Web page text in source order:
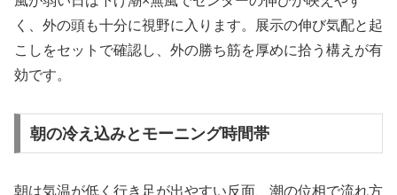
く、外の頭も十分に視野に入ります。展示の伸び気配と起
こしをセットで確認し、外の勝ち筋を厚めに拾う構えが有
効です。
朝の冷え込みとモーニング時間帯
朝は気温が低く行き足が出やすい反面、潮の位相で流れ方